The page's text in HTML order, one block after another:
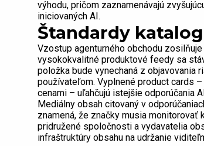
výhodu, pričom zaznamenávajú
iniciovaných AI.
Štandardy
Vzostup agenturného obchodu
vysokokvalitné produktové feedy sa
položka bude vynechaná z objavovania
používateľom. Vyplnené product cards
cenami – uľahčujú istejšie odporúčania
Mediálny obsah citovaný v
znamená, že značky musia
pridružené spoločnosti a vydavatelia
infraštruktúry obsahu na udržanie